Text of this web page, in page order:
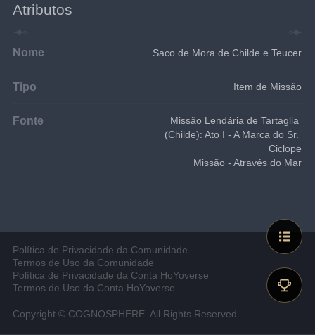
Atributos
Nome Saco de Mora de Childe e Teucer
Tipo Item de Missão
Fonte
Missão Lendária de Tartaglia
(Childe): Ato I - A Marca do Sr.
Ciclope
Missão - Através do Mar
Política de Privacidade da Comunidade
Termos de Uso da Comunidade
Política de Privacidade da Conta HoYoverse
Termos de Uso da Conta HoYoverse
Copyright © COGNOSPHERE. All Rights Reserved.